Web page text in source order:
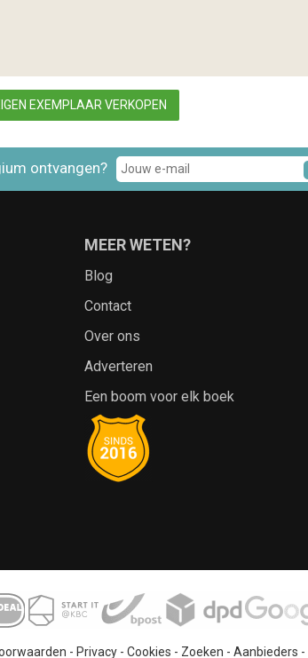
EXEMPLAAR VERKOPEN
ontvangen?
MEER WETEN?
Blog
Contact
Over ons
Adverteren
Een boom voor elk boek
- Privacy - Cookies - Zoeken - Aanbieders -